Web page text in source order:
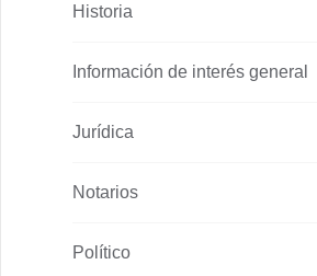
Historia
Información de interés general
Jurídica
Notarios
Político